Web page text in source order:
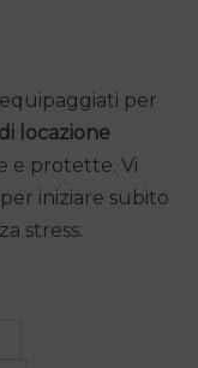
per
locazione
e protette. Vi
iniziare subito
stress.